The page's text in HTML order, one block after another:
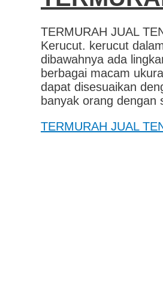
TERMURAH JUAL
Kerucut. kerucut
dibawahnya ada
berbagai macam
dapat disesuaikan
banyak orang
TERMURAH JUAL